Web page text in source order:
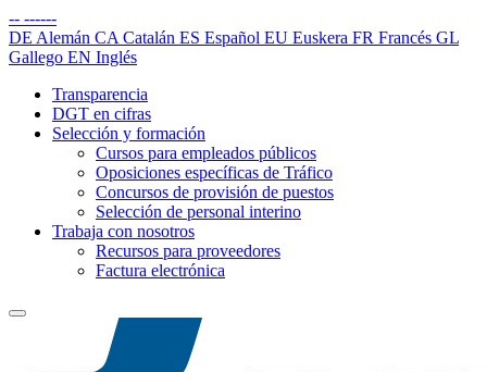
-- ------
DE Alemán CA Catalán ES Español EU Euskera FR Francés GL
Gallego EN Inglés
Transparencia
DGT en cifras
Selección y formación
Cursos para empleados públicos
Oposiciones específicas de Tráfico
Concursos de provisión de puestos
Selección de personal interino
Trabaja con nosotros
Recursos para proveedores
Factura electrónica